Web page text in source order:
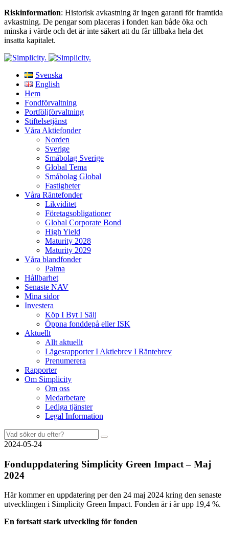
Riskinformation: Historisk avkastning är ingen garanti för framtida
avkastning. De pengar som placeras i fonden kan både öka och
minska i värde och det är inte säkert att du får tillbaka hela det
insatta kapitalet.
Svenska
English
Hem
Fondförvaltning
Portföljförvaltning
Stiftelsetjänst
Våra Aktiefonder
Norden
Sverige
Småbolag Sverige
Global Tema
Småbolag Global
Fastigheter
Våra Räntefonder
Likviditet
Företagsobligationer
Global Corporate Bond
High Yield
Maturity 2028
Maturity 2029
Våra blandfonder
Palma
Hållbarhet
Senaste NAV
Mina sidor
Investera
Köp I Byt I Sälj
Öppna fonddepå eller ISK
Aktuellt
Allt aktuellt
Lägesrapporter I Aktiebrev I Räntebrev
Prenumerera
Rapporter
Om Simplicity
Om oss
Medarbetare
Lediga tjänster
Legal Information
Sök
efter:
2024-05-24
Fonduppdatering Simplicity Green Impact – Maj
2024
Här kommer en uppdatering per den 24 maj 2024 kring den senaste
utvecklingen i Simplicity Green Impact. Fonden är i år upp 19,4 %.
En fortsatt stark utveckling för fonden